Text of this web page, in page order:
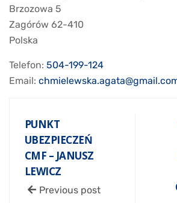
Brzozowa 5
Zagórów 62-410
Polska
Telefon: 504-199-124
Email:
PUNKT
UBEZPIECZEŃ
CMF – JANUSZ
LEWICZ
Previous post